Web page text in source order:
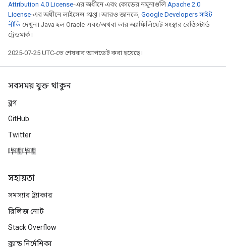
Attribution 4.0 License-এর অধীনে এবং কোডের নমুনাগুলিApache 2.0
License-এর অধীনে লাইসেন্স প্রাপ্ত। আরও জানতে, Google Developers সাইট
নীতি দেখুন। Java হল Oracle এবং/অথবা তার অ্যাফিলিয়েট সংস্থার রেজিস্টার্ড
ট্রেডমার্ক।
2025-07-25 UTC-তে শেষবার আপডেট করা হয়েছে।
সবসময় যুক্ত থাকুন
ব্লগ
GitHub
Twitter
哔哩哔哩
সহায়তা
সমস্যার ট্র্যাকার
রিলিজ নোট
Stack Overflow
ব্র্যান্ড নির্দেশিকা